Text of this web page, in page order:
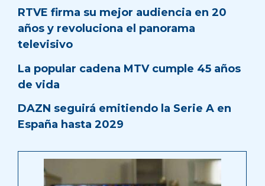
RTVE firma su mejor audiencia en 20
años y revoluciona el panorama
televisivo
La popular cadena MTV cumple 45 años
de vida
DAZN seguirá emitiendo la Serie A en
España hasta 2029